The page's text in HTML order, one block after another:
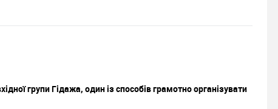
групи Гідажа, один із способів грамотно організувати